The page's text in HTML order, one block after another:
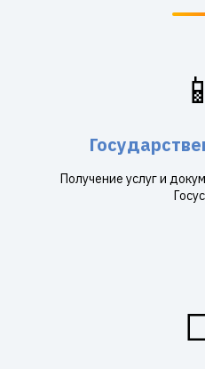
📱
Получение услуг и